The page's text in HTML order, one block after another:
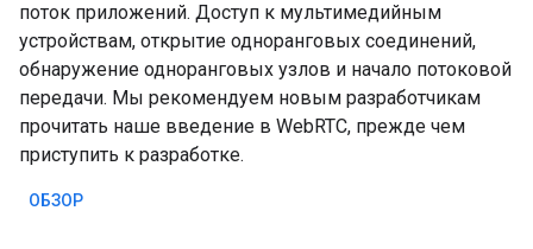
поток приложений. Доступ к мультимедийным
устройствам, открытие одноранговых соединений,
обнаружение одноранговых узлов и начало потоковой
передачи. Мы рекомендуем новым разработчикам
прочитать наше введение в WebRTC, прежде чем
приступить к разработке.
ОБЗОР